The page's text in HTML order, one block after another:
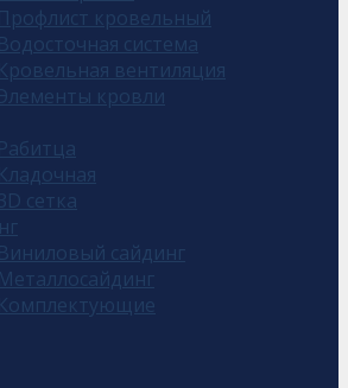
Профлист кровельный
Водосточная система
Кровельная вентиляция
Элементы кровли
Рабитца
Кладочная
3D сетка
Виниловый сайдинг
Металлосайдинг
Комплектующие